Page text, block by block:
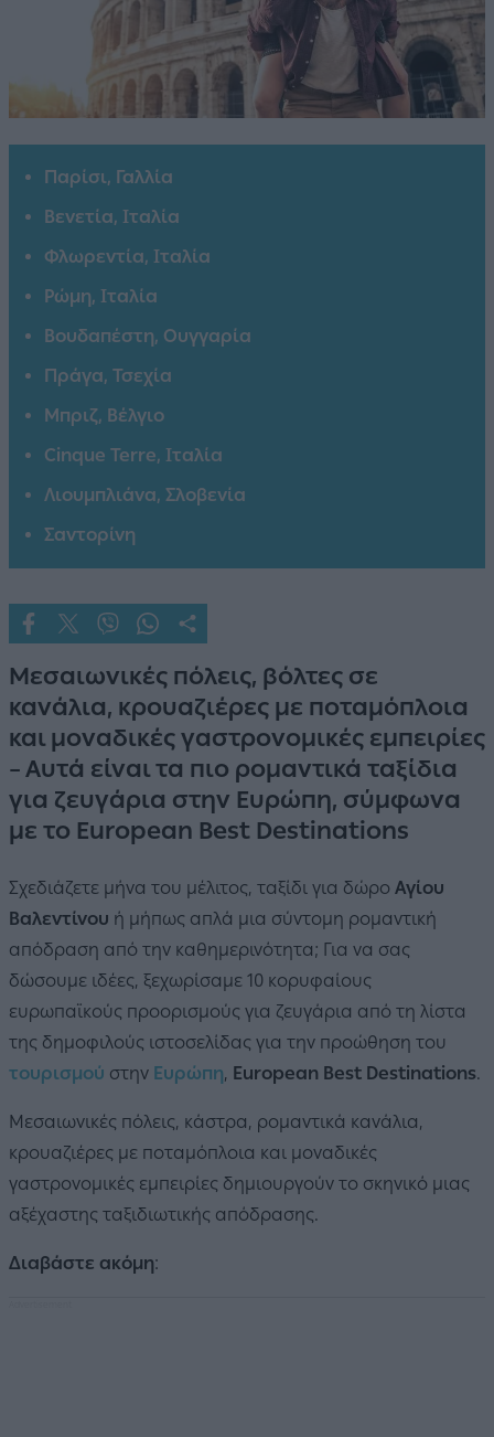
Παρίσι, Γαλλία
Βενετία, Ιταλία
Φλωρεντία, Ιταλία
Ρώμη, Ιταλία
Βουδαπέστη, Ουγγαρία
Πράγα, Τσεχία
Μπριζ, Βέλγιο
Cinque Terre, Ιταλία
Λιουμπλιάνα, Σλοβενία
Σαντορίνη
Μεσαιωνικές πόλεις, βόλτες σε
κανάλια, κρουαζιέρες με ποταμόπλοια
και μοναδικές γαστρονομικές εμπειρίες
– Αυτά είναι τα πιο ρομαντικά ταξίδια
για ζευγάρια στην Ευρώπη, σύμφωνα
με το European Best Destinations
Σχεδιάζετε μήνα του μέλιτος, ταξίδι για δώρο Αγίου
Βαλεντίνου ή μήπως απλά μια σύντομη ρομαντική
απόδραση από την καθημερινότητα; Για να σας
δώσουμε ιδέες, ξεχωρίσαμε 10 κορυφαίους
ευρωπαϊκούς προορισμούς για ζευγάρια από τη λίστα
της δημοφιλούς ιστοσελίδας για την προώθηση του
τουρισμού στην Ευρώπη, European Best Destinations.
Μεσαιωνικές πόλεις, κάστρα, ρομαντικά κανάλια,
κρουαζιέρες με ποταμόπλοια και μοναδικές
γαστρονομικές εμπειρίες δημιουργούν το σκηνικό μιας
αξέχαστης ταξιδιωτικής απόδρασης.
Διαβάστε ακόμη: